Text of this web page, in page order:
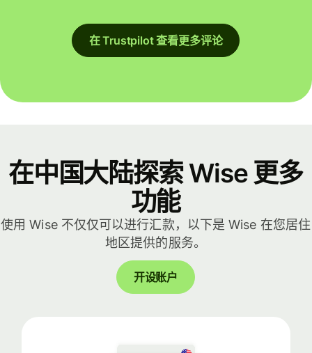
在 Trustpilot 查看更多评论
在中国大陆探索 Wise 更多
功能
使用 Wise 不仅仅可以进行汇款，以下是 Wise 在您居住
地区提供的服务。
开设账户